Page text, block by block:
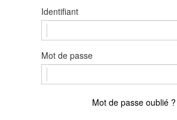
Identifiant
Mot de passe
Mot de passe oublié ?